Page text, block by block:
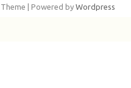
Theme | Powered by Wordpress